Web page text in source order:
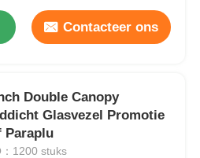
Contacteer ons
Double Canopy
Glasvezel Promotie
Paraplu
1200 stuks